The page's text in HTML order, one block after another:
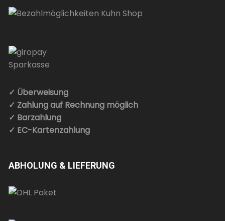
✓ Überweisung
✓ Zahlung auf Rechnung möglich
✓ Barzahlung
✓ EC-Kartenzahlung
ABHOLUNG & LIEFERUNG